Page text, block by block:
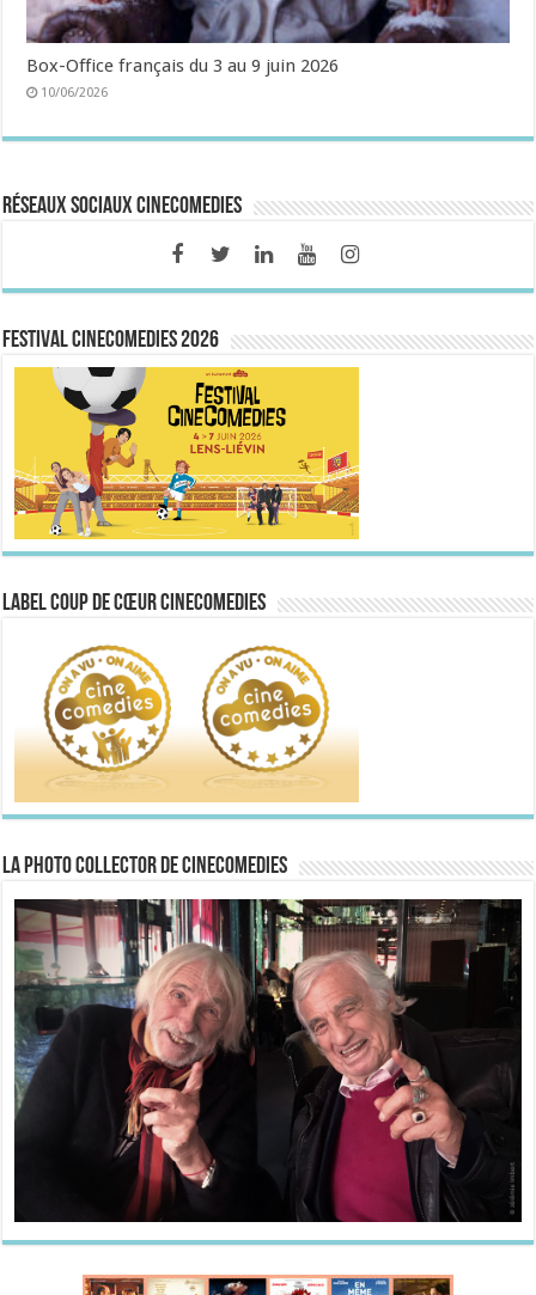
Box-Office français du 3 au 9 juin 2026
10/06/2026
Réseaux sociaux CineComedies
FESTIVAL CINECOMEDIES 2026
Label Coup de Cœur CineComedies
La Photo collector de CineComedies